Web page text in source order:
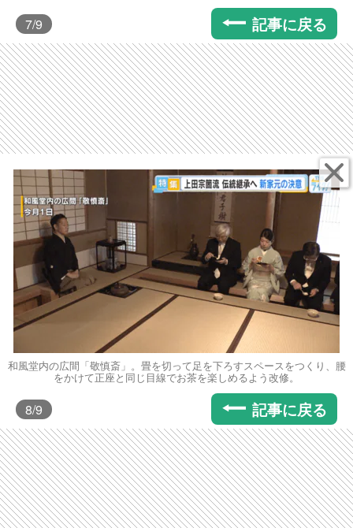
7/9 記事に戻る
和風堂内の広間「敬慎斎」。畳を切って足を下ろすスペースをつくり、腰
をかけて正座と同じ目線でお茶を楽しめるよう改修。
8/9 記事に戻る